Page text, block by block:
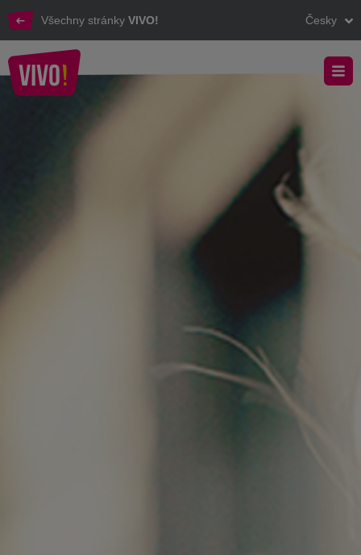
Všechny stránky VIVO! Česky
Souhlas newsletteru | VIVO! Hostivař